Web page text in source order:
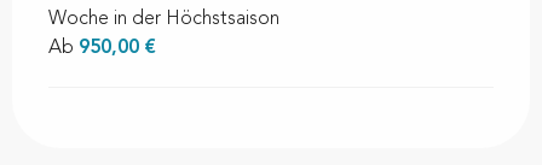
Woche in der Höchstsaison
Ab 950,00 €